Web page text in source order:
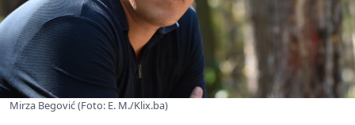
Mirza Begović (Foto: E. M./Klix.ba)